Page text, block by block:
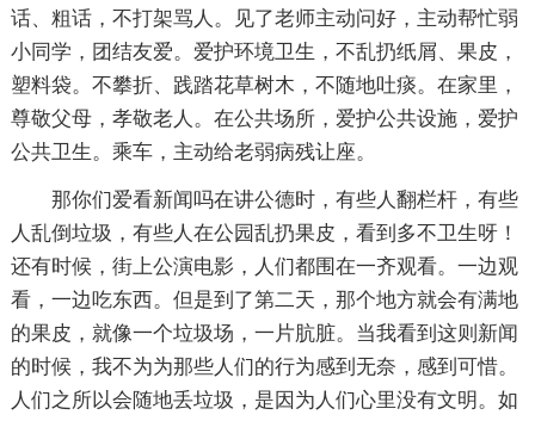
话、粗话，不打架骂人。见了老师主动问好，主动帮忙弱
小同学，团结友爱。爱护环境卫生，不乱扔纸屑、果皮，
塑料袋。不攀折、践踏花草树木，不随地吐痰。在家里，
尊敬父母，孝敬老人。在公共场所，爱护公共设施，爱护
公共卫生。乘车，主动给老弱病残让座。
那你们爱看新闻吗在讲公德时，有些人翻栏杆，有些
人乱倒垃圾，有些人在公园乱扔果皮，看到多不卫生呀！
还有时候，街上公演电影，人们都围在一齐观看。一边观
看，一边吃东西。但是到了第二天，那个地方就会有满地
的果皮，就像一个垃圾场，一片肮脏。当我看到这则新闻
的时候，我不为为那些人们的行为感到无奈，感到可惜。
人们之所以会随地丢垃圾，是因为人们心里没有文明。如